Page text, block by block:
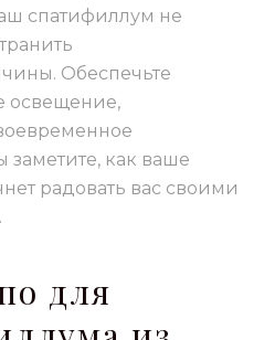
спатифиллум не
Обеспечьте
освещение,
заметите, как ваше
радовать вас своими
для